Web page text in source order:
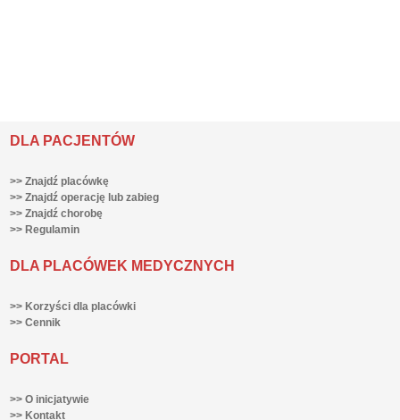
DLA PACJENTÓW
>> Znajdź placówkę
>> Znajdź operację lub zabieg
>> Znajdź chorobę
>> Regulamin
DLA PLACÓWEK MEDYCZNYCH
>> Korzyści dla placówki
>> Cennik
PORTAL
>> O inicjatywie
>> Kontakt